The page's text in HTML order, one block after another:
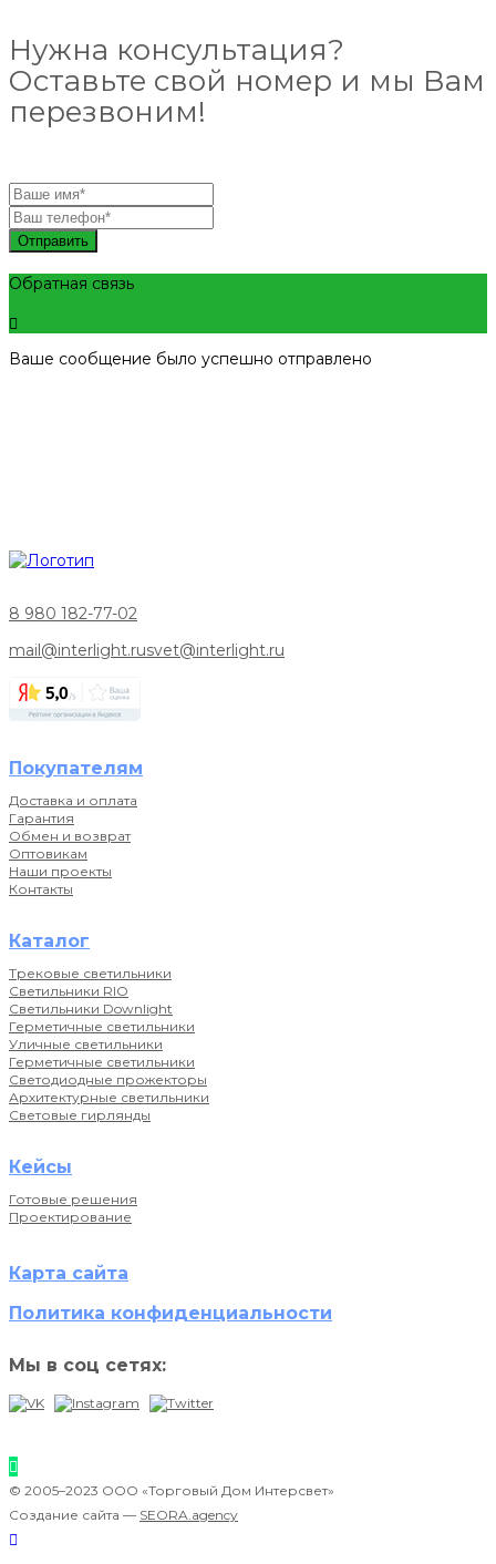
Нужна консультация?
Оставьте свой номер и мы Вам
перезвоним!
Отправить
Обратная связь
Ваше сообщение было успешно отправлено
8 980 182-77-02
mail@interlight.rusvet@interlight.ru
Покупателям
Доставка и оплата
Гарантия
Обмен и возврат
Оптовикам
Наши проекты
Контакты
Каталог
Трековые светильники
Светильники RIO
Светильники Downlight
Герметичные светильники
Уличные светильники
Герметичные светильники
Светодиодные прожекторы
Архитектурные светильники
Световые гирлянды
Кейсы
Готовые решения
Проектирование
Карта сайта
Политика конфиденциальности
Мы в соц сетях:
© 2005–2023 ООО «Торговый Дом Интерсвет»
Создание сайта — SEORA.agency